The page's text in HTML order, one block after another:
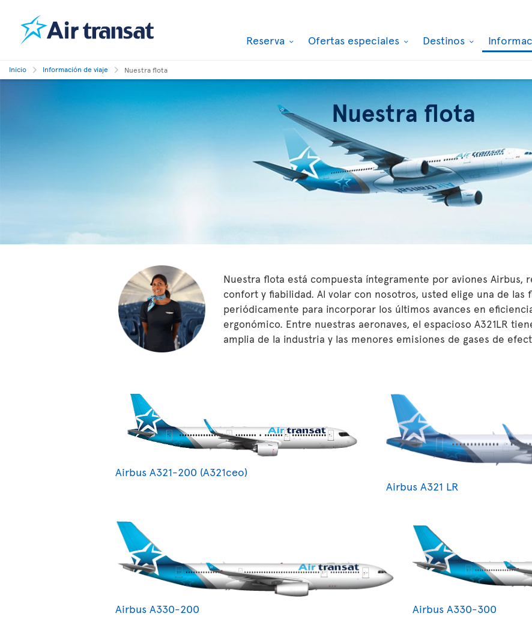
Reserva Ofertas especiales Destinos
Inicio Información de viaje Nuestra flota
Nuestra flota
Nuestra flota está compuesta íntegramente por aviones Airbus,
confort y fiabilidad. Al volar con nosotros, usted elige una de las
periódicamente para incorporar los últimos avances en
ergonómico. Entre nuestras aeronaves, el espacioso A321LR
amplia de la industria y las menores emisiones de gases de
Airbus A321-200 (A321ceo)
Airbus A321 LR
Airbus A330-200 Airbus A330-300